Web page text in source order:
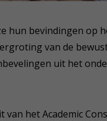
hun bevindingen op
van de
uit het
van het Academic